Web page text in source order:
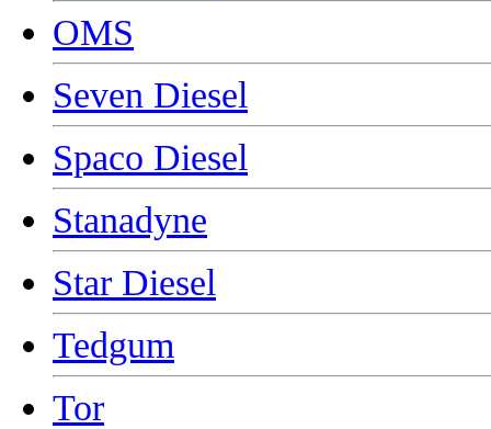
OMS
Seven Diesel
Spaco Diesel
Stanadyne
Star Diesel
Tedgum
Tor